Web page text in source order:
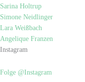
Sarina Holtrup
Simone Neidlinger
Lara Weißbach
Angelique Franzen
Instagram
Folge @Instagram